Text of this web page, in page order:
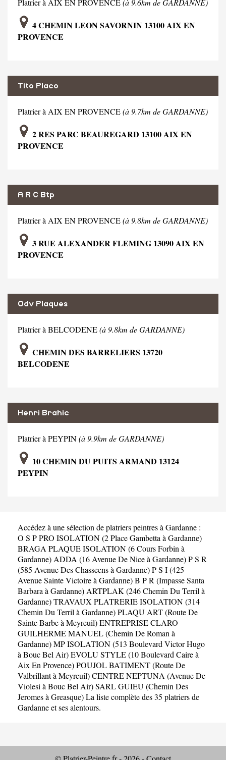
Platrier à AIX EN PROVENCE(à 9.6km de GARDANNE)
4 CHEMIN LEON SAVORNIN 13100 AIX EN
PROVENCE
Tito Placo
Platrier à AIX EN PROVENCE(à 9.7km de GARDANNE)
2 RES PARC BEAUREGARD 13100 AIX EN
PROVENCE
A R C Btp
Platrier à AIX EN PROVENCE(à 9.8km de GARDANNE)
3 RUE ALEXANDER FLEMING 13090 AIX EN
PROVENCE
Odv Plaques
Platrier à BELCODENE(à 9.8km de GARDANNE)
CHEMIN DES BARRELIERS 13720
BELCODENE
Henri Brahic
Platrier à PEYPIN(à 9.9km de GARDANNE)
10 CHEMIN DU PUITS ARMAND 13124
PEYPIN
Accédez à une sélection de platriers peintres à Gardanne :
O S P PRO ISOLATION (2 Place Gambetta à Gardanne)
BRAGA PLAQUE ISOLATION (6 Cours Forbin à
Gardanne) ADDA (16 Avenue De Nice à Gardanne)P S R
(585 Avenue Des Chasseens à Gardanne)P S I (425
Avenue Sainte Victoire à Gardanne)B P R (Impasse Santa
Barbara à Gardanne) ARTPLAK (246 Chemin Du Terril à
Gardanne)TRAVAUX PLATRERIE ISOLATION (314
Chemin Du Terril à Gardanne)PLAQU ART (Route De
Sainte Barbe à Meyreuil)ENTREPRISE CLARO
GUILHERME MANUEL (Chemin De Roman à
Gardanne)MP ISOLATION (513 Boulevard Victor Hugo
à Bouc Bel Air)EVOLU STYLE (10 Boulevard Caire à
Aix En Provence)POUJOL BATIMENT (Route De
Valbrillant à Meyreuil)CENTRE NEPTUNA (Avenue De
Violesi à Bouc Bel Air)SARL GUIEU (Chemin Des
Jeromes à Greasque)La liste complète des 35 platriers de
Gardanne et ses alentours.